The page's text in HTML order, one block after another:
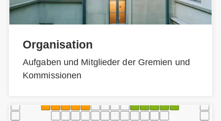
Organisation
Aufgaben und Mitglieder der Gremien und
Kommissionen